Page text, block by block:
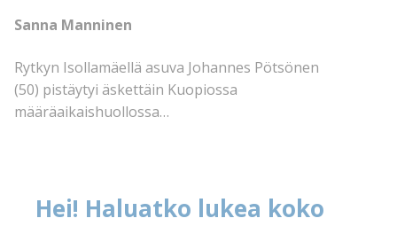
Sanna Manninen
Rytkyn Isollamäellä asuva Johannes Pötsönen
(50) pistäytyi äskettäin Kuopiossa
määräaikaishuollossa…
Hei! Haluatko lukea koko